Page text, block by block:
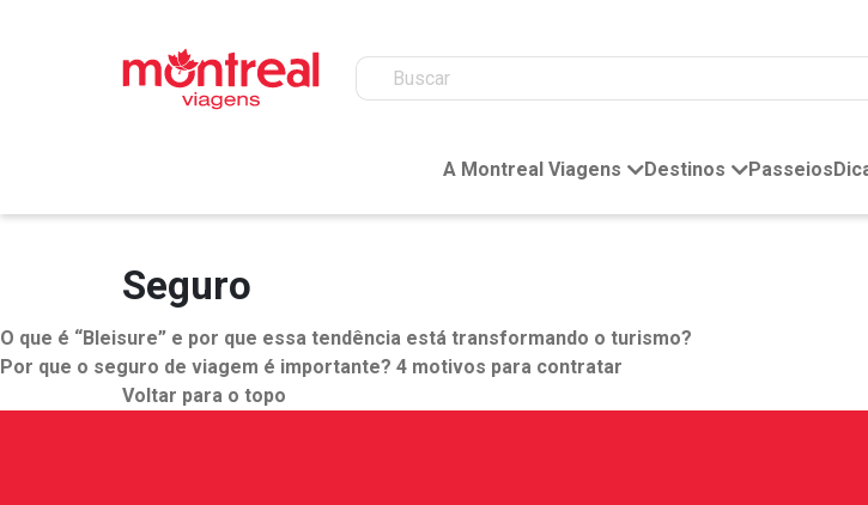
A Montreal Viagens Destinos Passeios
Seguro
O que é “Bleisure” e por que essa tendência está transformando o turismo?
Por que o seguro de viagem é importante? 4 motivos para contratar
Voltar para o topo